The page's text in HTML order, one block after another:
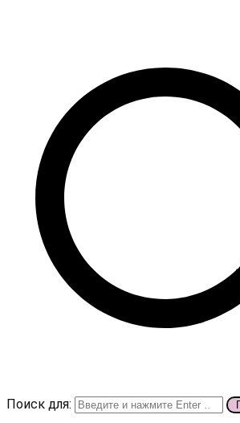
Поиск для: